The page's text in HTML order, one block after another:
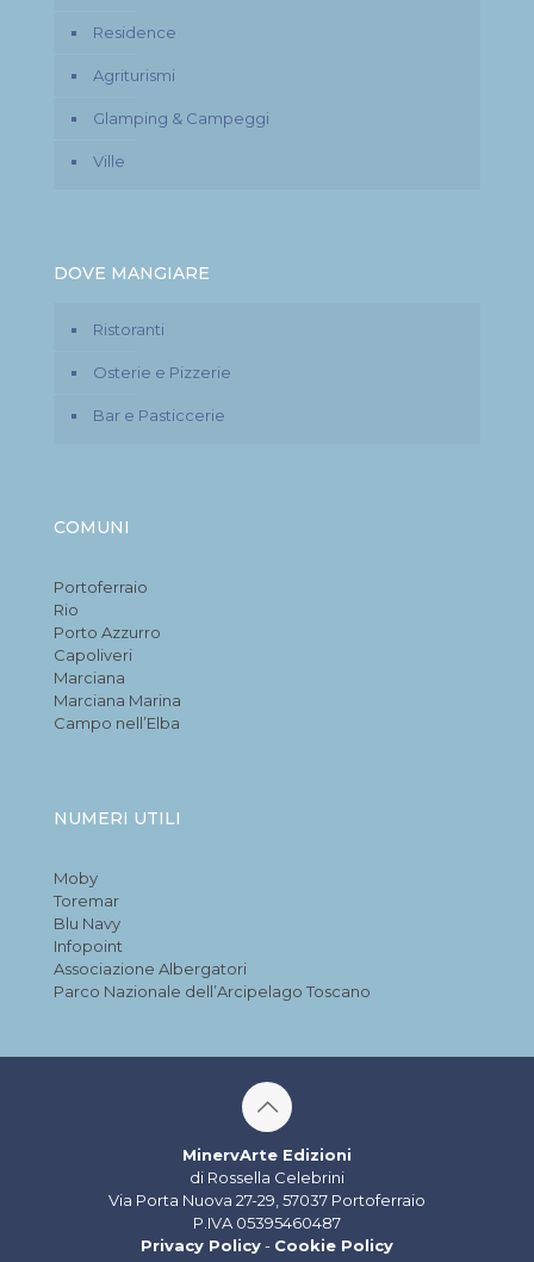
Residence
Agriturismi
Glamping & Campeggi
Ville
DOVE MANGIARE
Ristoranti
Osterie e Pizzerie
Bar e Pasticcerie
COMUNI
Portoferraio
Rio
Porto Azzurro
Capoliveri
Marciana
Marciana Marina
Campo nell’Elba
NUMERI UTILI
Moby
Toremar
Blu Navy
Infopoint
Associazione Albergatori
Parco Nazionale dell’Arcipelago Toscano
MinervArte Edizioni
di Rossella Celebrini
Via Porta Nuova 27-29, 57037 Portoferraio
P.IVA 05395460487
Privacy Policy- Cookie Policy